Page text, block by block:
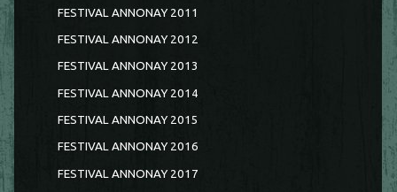
FESTIVAL ANNONAY 2011
FESTIVAL ANNONAY 2012
FESTIVAL ANNONAY 2013
FESTIVAL ANNONAY 2014
FESTIVAL ANNONAY 2015
FESTIVAL ANNONAY 2016
FESTIVAL ANNONAY 2017